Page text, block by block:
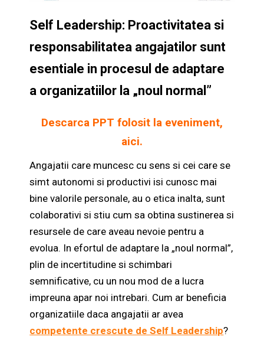
Self Leadership: Proactivitatea si
responsabilitatea angajatilor sunt
esentiale in procesul de adaptare
a organizatiilor la „noul normal”
Descarca PPT folosit la eveniment,
aici.
Angajatii care muncesc cu sens si cei care se
simt autonomi si productivi isi cunosc mai
bine valorile personale, au o etica inalta, sunt
colaborativi si stiu cum sa obtina sustinerea si
resursele de care aveau nevoie pentru a
evolua. In efortul de adaptare la „noul normal”,
plin de incertitudine si schimbari
semnificative, cu un nou mod de a lucra
impreuna apar noi intrebari. Cum ar beneficia
organizatiile daca angajatii ar avea
competente crescute de Self Leadership?